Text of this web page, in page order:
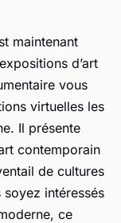
maintenant
d’art
vous
virtuelles les
Il présente
contemporain
de cultures
intéressés
ce